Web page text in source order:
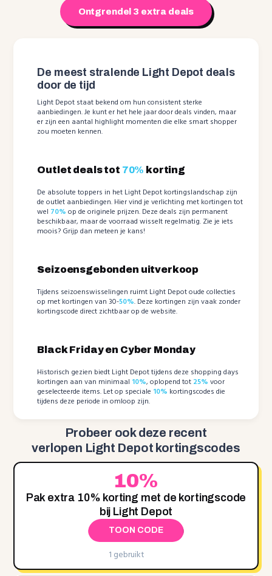
Ontgrendel 3 extra deals
De meest stralende Light Depot deals
door de tijd
Light Depot staat bekend om hun consistent sterke
aanbiedingen. Je kunt er het hele jaar door deals vinden, maar
er zijn een aantal highlight momenten die elke smart shopper
zou moeten kennen.
Outlet deals tot 70% korting
De absolute toppers in het Light Depot kortingslandschap zijn
de outlet aanbiedingen. Hier vind je verlichting met kortingen tot
wel 70% op de originele prijzen. Deze deals zijn permanent
beschikbaar, maar de voorraad wisselt regelmatig. Zie je iets
moois? Grijp dan meteen je kans!
Seizoensgebonden uitverkoop
Tijdens seizoenswisselingen ruimt Light Depot oude collecties
op met kortingen van 30-50%. Deze kortingen zijn vaak zonder
kortingscode direct zichtbaar op de website.
Black Friday en Cyber Monday
Historisch gezien biedt Light Depot tijdens deze shopping days
kortingen aan van minimaal 10%, oplopend tot 25% voor
geselecteerde items. Let op speciale 10% kortingscodes die
tijdens deze periode in omloop zijn.
Probeer ook deze recent
verlopen Light Depot kortingscodes
10%
Pak extra 10% korting met de kortingscode
bij Light Depot
TOON CODE
1 gebruikt